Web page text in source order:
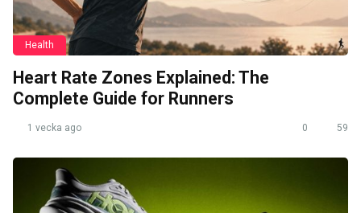
Health
Heart Rate Zones Explained: The
Complete Guide for Runners
1 vecka ago 0 59